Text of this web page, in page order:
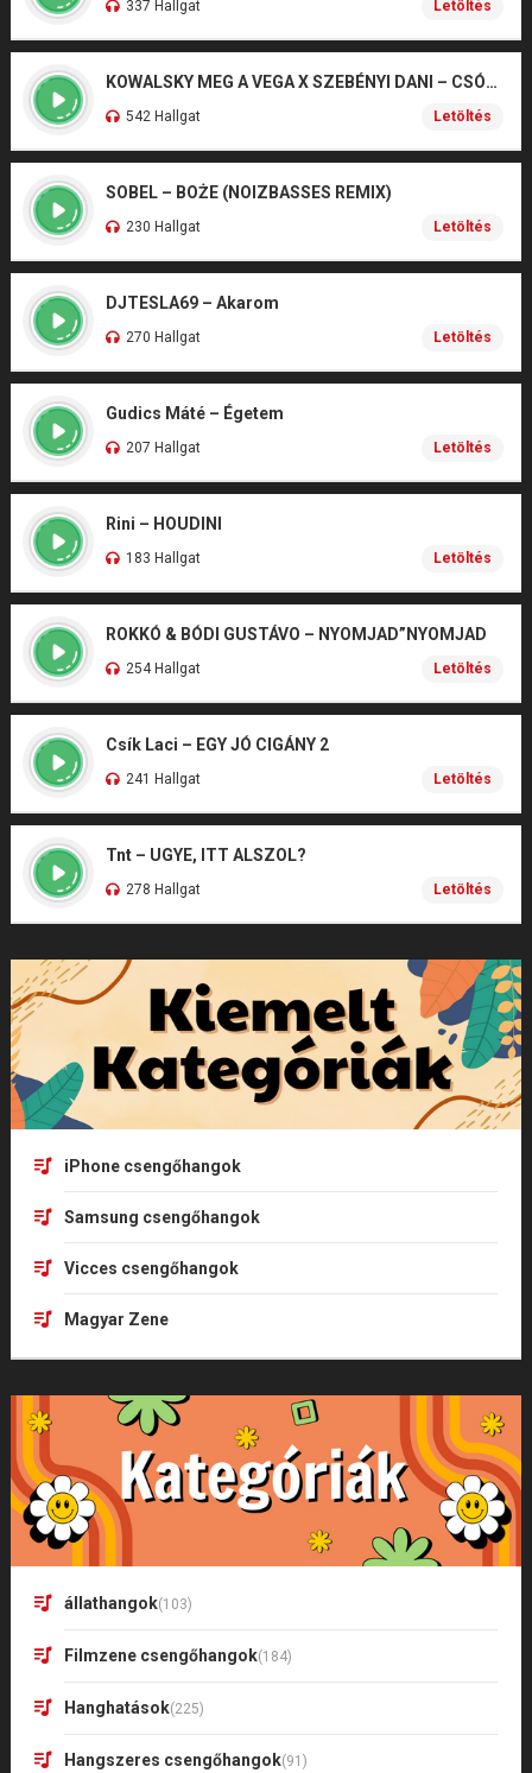
337 Hallgat Letöltés
KOWALSKY MEG A VEGA X SZEBÉNYI DANI – CSÓNAK
542 Hallgat Letöltés
SOBEL – BOŻE (NOIZBASSES REMIX)
230 Hallgat Letöltés
DJTESLA69 – Akarom
270 Hallgat Letöltés
Gudics Máté – Égetem
207 Hallgat Letöltés
Rini – HOUDINI
183 Hallgat Letöltés
ROKKÓ & BÓDI GUSTÁVO – NYOMJAD”NYOMJAD
254 Hallgat Letöltés
Csík Laci – EGY JÓ CIGÁNY 2
241 Hallgat Letöltés
Tnt – UGYE, ITT ALSZOL?
278 Hallgat Letöltés
iPhone csengőhangok
Samsung csengőhangok
Vicces csengőhangok
Magyar Zene
állathangok(103)
Filmzene csengőhangok(184)
Hanghatások(225)
Hangszeres csengőhangok(91)